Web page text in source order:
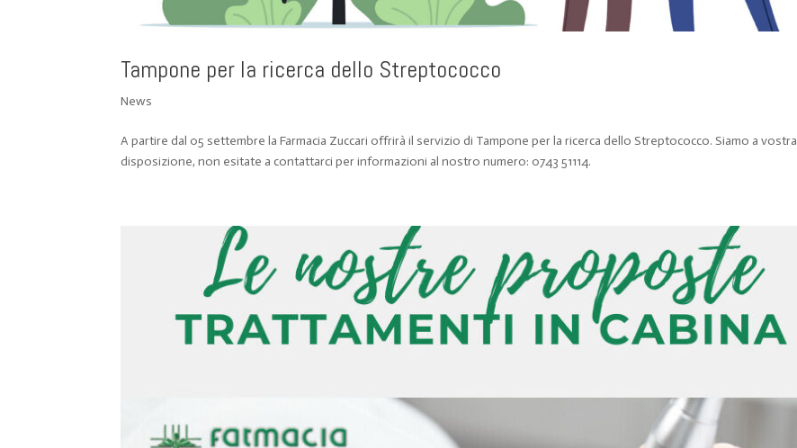
Tampone per la ricerca dello Streptococco
News
A partire dal 05 settembre la Farmacia Zuccari offrirà il servizio di Tampone per la ricerca dello Streptococco. Siamo a vostra
disposizione, non esitate a contattarci per informazioni al nostro numero: 0743 51114.